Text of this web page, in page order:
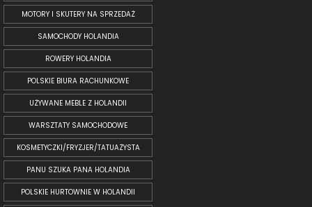
MOTORY I SKUTERY NA SPRZEDAŻ
SAMOCHODY HOLANDIA
ROWERY HOLANDIA
POLSKIE BIURA RACHUNKOWE
UŻYWANE MEBLE Z HOLANDII
WARSZTATY SAMOCHODOWE
KOSMETYCZKI/FRYZJER/TATUAŻYSTA
PANU SZUKA PANA HOLANDIA
POLSKIE HURTOWNIE W HOLANDII